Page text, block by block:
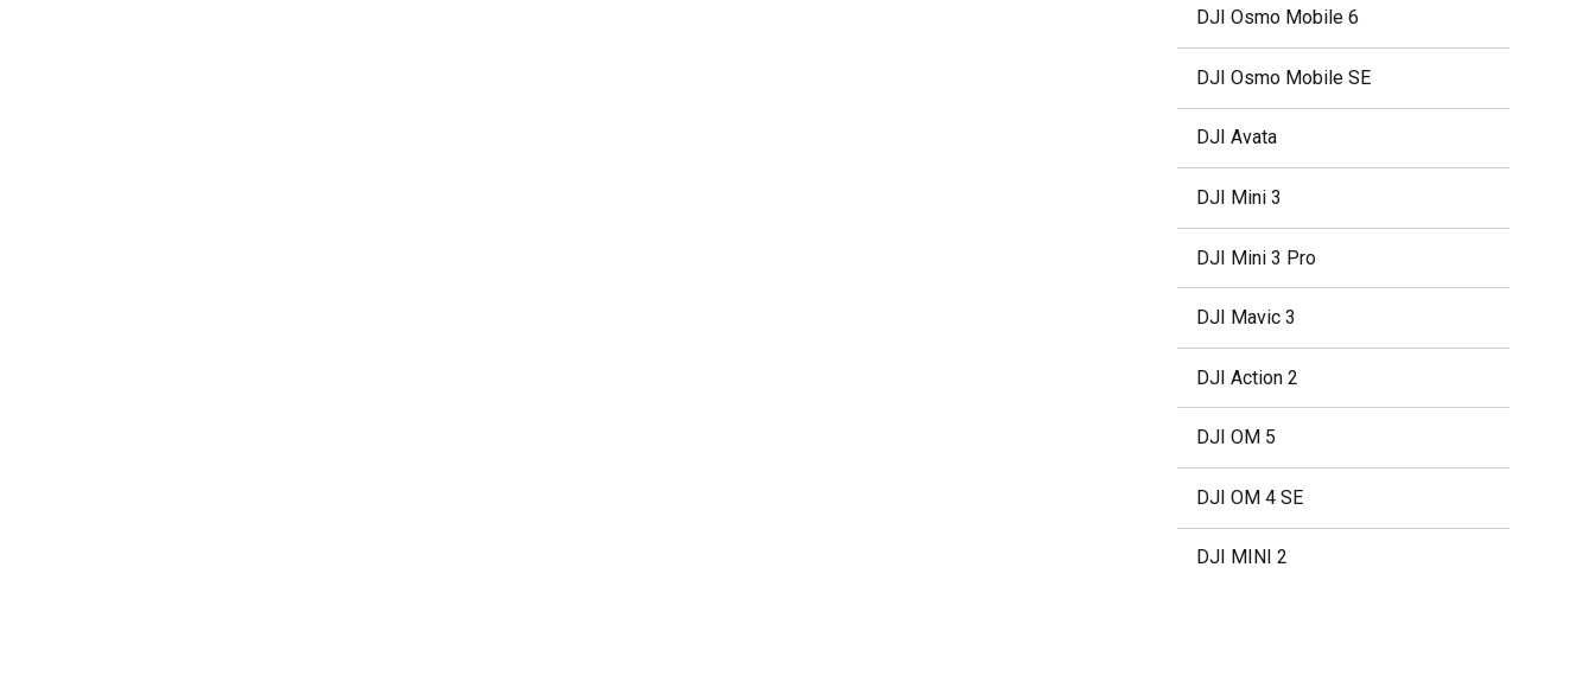
DJI Osmo Mobile 6
DJI Osmo Mobile SE
DJI Avata
DJI Mini 3
DJI Mini 3 Pro
DJI Mavic 3
DJI Action 2
DJI OM 5
DJI OM 4 SE
DJI MINI 2